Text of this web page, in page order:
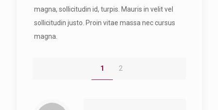
magna, sollicitudin id, turpis. Mauris in velit vel
sollicitudin justo. Proin vitae massa nec cursus
magna.
1 2